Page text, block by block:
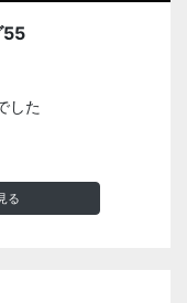
55
した
る